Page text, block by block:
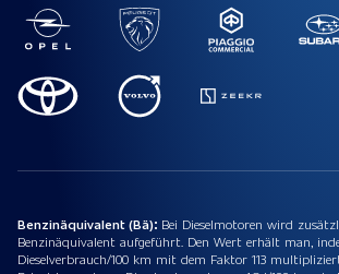
Benzinäquivalent (Bä): Bei Dieselmotoren wird
Benzinäquivalent aufgeführt. Den Wert erhält man,
Dieselverbrauch/100 km mit dem Faktor 113